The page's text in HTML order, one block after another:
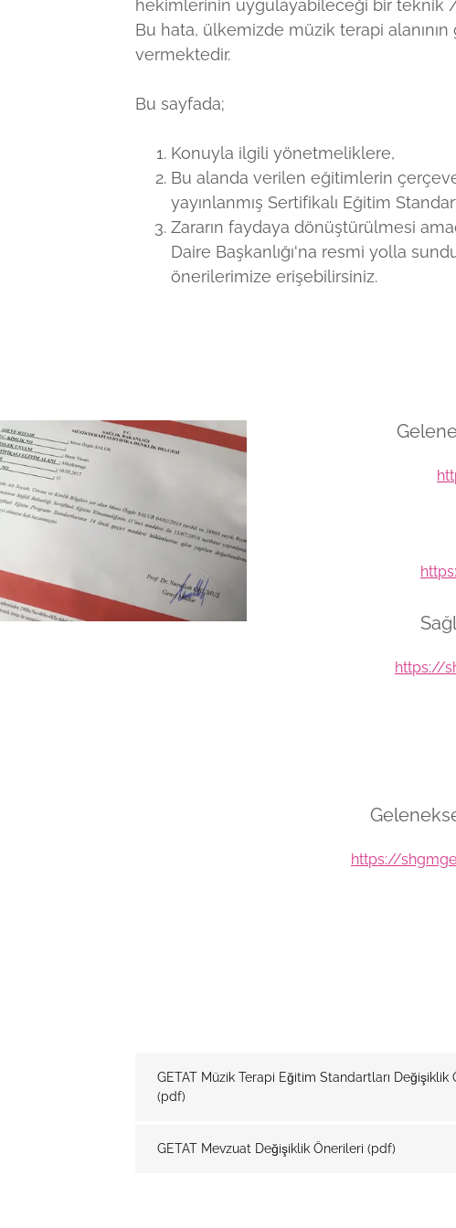
Online Conference for MT
Nordic Journal of MT
Australian Journal of MT
hekimlerinin uygulayabileceği bir teknik
Bu hata, ülkemizde müzik terapi
vermektedir.
Bu sayfada;
Konuyla ilgili yönetmeliklere,
Bu alanda verilen eğitimlerin
yayınlanmış Sertifikalı Eğitim
Zararın faydaya dönüştürülmesi
Daire Başkanlığı'na resmi yolla
önerilerimize erişebilirsiniz.
https://
https://
GETAT Müzik Terapi Eğitim Standartları Değişiklik
(pdf)
GETAT Mevzuat Değişiklik Önerileri (pdf)